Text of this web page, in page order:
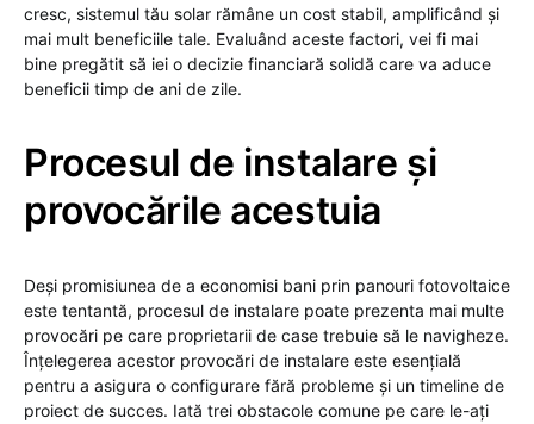
cresc, sistemul tău solar rămâne un cost stabil, amplificând și
mai mult beneficiile tale. Evaluând aceste factori, vei fi mai
bine pregătit să iei o decizie financiară solidă care va aduce
beneficii timp de ani de zile.
Procesul de instalare și
provocările acestuia
Deși promisiunea de a economisi bani prin panouri fotovoltaice
este tentantă, procesul de instalare poate prezenta mai multe
provocări pe care proprietarii de case trebuie să le navigheze.
Înțelegerea acestor provocări de instalare este esențială
pentru a asigura o configurare fără probleme și un timeline de
proiect de succes. Iată trei obstacole comune pe care le-ați